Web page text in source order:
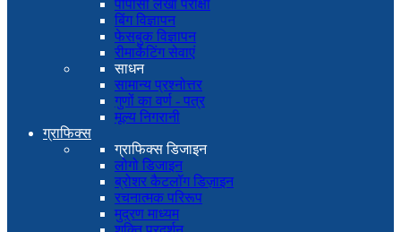
पीपीसी लेखा परीक्षा
बिंग विज्ञापन
फेसबुक विज्ञापन
रीमार्केटिंग सेवाएं
साधन
सामान्य प्रश्नोत्तर
गुणों का वर्ण - पत्र
मूल्य निगरानी
ग्राफिक्स
ग्राफिक्स डिजाइन
लोगो डिजाइन
ब्रोशर कैटलॉग डिज़ाइन
रचनात्मक परिरूप
मुद्रण माध्यम